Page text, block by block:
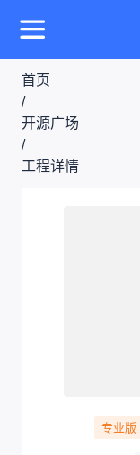
首页
/
开源广场
/
工程详情
专业版